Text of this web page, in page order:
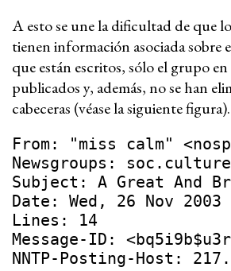
A esto se une la dificultad de que
tienen información asociada sobre
que están escritos, sólo el grupo
publicados y, además, no se han
cabeceras (véase la siguiente figura).
From: "miss calm" <
Newsgroups:
Subject: A Great And
Date: Wed, 26 Nov
Lines: 14
Message-ID: <
NNTP-Posting-Host: